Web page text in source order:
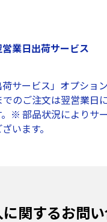
営業日出荷サービス
荷サービス」オプショ
でのご注文は翌営業日
※ 部品状況によりサ
います。
に関するお問